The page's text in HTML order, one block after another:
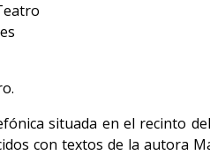
situada en el recinto
con textos de la autora